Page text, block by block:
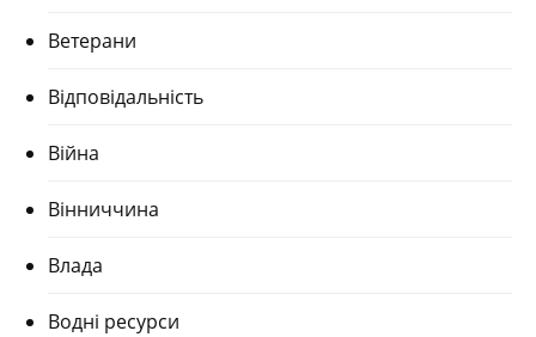
Ветерани
Відповідальність
Війна
Вінниччина
Влада
Водні ресурси